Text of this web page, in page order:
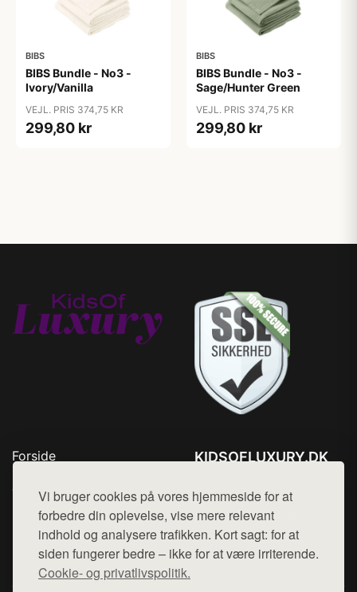
Vi bruger cookies på vores hjemmeside for at
forbedre din oplevelse, vise mere relevant
indhold og analysere trafikken. Kort sagt: for at
siden fungerer bedre – ikke for at være irriterende.
Cookie- og privatlivspolitik.
BIBS
BIBS Bundle - No3 -
Ivory/Vanilla
VEJL. PRIS 374,75 KR
299,80 kr
BIBS
BIBS Bundle - No3 -
Sage/Hunter Green
VEJL. PRIS 374,75 KR
299,80 kr
Forside
Top Rabatter
Kontakt
KIDSOFLUXURY.DK
Mail: hej@want.dk
Cookie- og privatlivspolitik